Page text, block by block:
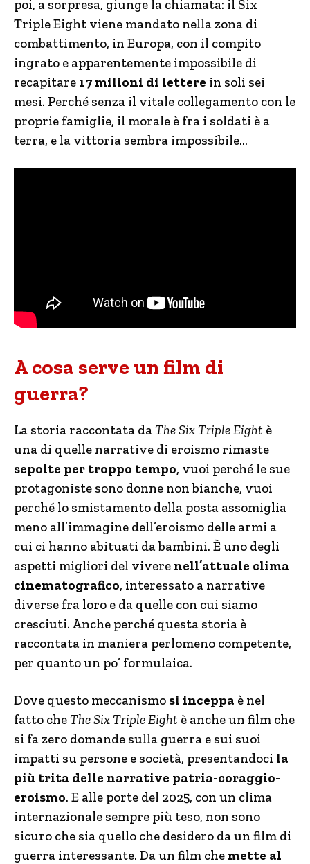
poi, a sorpresa, giunge la chiamata: il Six
Triple Eight viene mandato nella zona di
combattimento, in Europa, con il compito
ingrato e apparentemente impossibile di
recapitare 17 milioni di lettere in soli sei
mesi. Perché senza il vitale collegamento con le
proprie famiglie, il morale è fra i soldati è a
terra, e la vittoria sembra impossibile…
A cosa serve un film di
guerra?
La storia raccontata da The Six Triple Eight è
una di quelle narrative di eroismo rimaste
sepolte per troppo tempo, vuoi perché le sue
protagoniste sono donne non bianche, vuoi
perché lo smistamento della posta assomiglia
meno all’immagine dell’eroismo delle armi a
cui ci hanno abituati da bambini. È uno degli
aspetti migliori del vivere nell’attuale clima
cinematografico, interessato a narrative
diverse fra loro e da quelle con cui siamo
cresciuti. Anche perché questa storia è
raccontata in maniera perlomeno competente,
per quanto un po’ formulaica.
Dove questo meccanismo si inceppa è nel
fatto cheThe Six Triple Eight è anche un film che
si fa zero domande sulla guerra e sui suoi
impatti su persone e società, presentandoci la
più trita delle narrative patria-coraggio-
eroismo. E alle porte del 2025, con un clima
internazionale sempre più teso, non sono
sicuro che sia quello che desidero da un film di
guerra interessante. Da un film che mette al